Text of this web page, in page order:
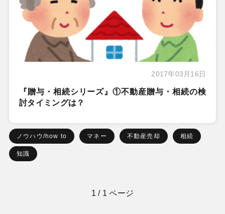
2017年03月16日
『贈与・相続シリーズ』①不動産贈与・相続の検
討タイミングは？
ノウハウ/how to マネー 不動産売却 相続
知識
1 / 1 ページ